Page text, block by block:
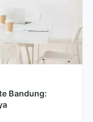
Bandung: